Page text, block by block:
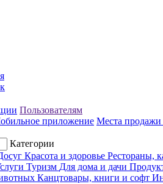
Пользователям
приложение Места продажи
Категории
Красота и здоровье Рестораны,
Туризм Для дома и дачи
Канцтовары, книги и софт